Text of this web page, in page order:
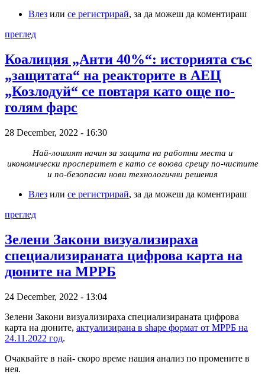
Влез или се регистрирай, за да можеш да коментираш
преглед
Коалиция „Анти 40%“: историята със
„защитата“ на реакторите в АЕЦ
„Козлодуй“ се повтаря като още по-
голям фарс
28 December, 2022 - 16:30
Най-лошият начин за защита на работни места и
икономически просперитет е като се воюва срещу по-чистите
и по-безопасни нови технологични решения
Влез или се регистрирай, за да можеш да коментираш
преглед
Зелени Закони визуализираха
специализираната цифрова карта на
дюните на МРРБ
24 December, 2022 - 13:04
Зелени Закони визуализираха специализираната цифрова
карта на дюните, актуализирана в shape формат от МРРБ на
24.11.2022 год.
Очаквайте в най- скоро време нашия анализ по промените в
нея.